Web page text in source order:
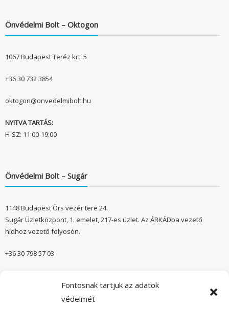
Fontosnak tartjuk az adatok
védelmét
Önvédelmi Bolt – Oktogon
1067 Budapest Teréz krt. 5
+36 30 732 3854
oktogon@onvedelmibolt.hu
NYITVA TARTÁS:
H-SZ: 11:00-19:00
Önvédelmi Bolt – Sugár
1148 Budapest Örs vezér tere 24.
Sugár Üzletközpont, 1. emelet, 217-es üzlet. Az ÁRKÁDba vezető
hídhoz vezető folyosón.
+36 30 798 57 03